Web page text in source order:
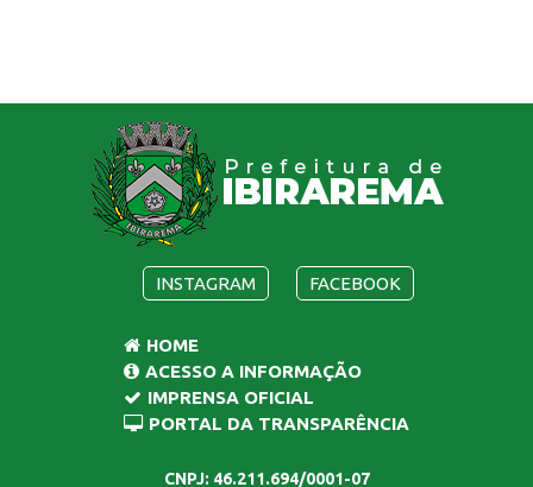
INSTAGRAM FACEBOOK
HOME
ACESSO A INFORMAÇÃO
IMPRENSA OFICIAL
PORTAL DA TRANSPARÊNCIA
CNPJ: 46.211.694/0001-07